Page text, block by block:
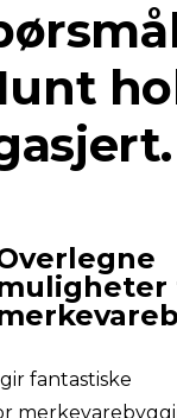
fantastiske